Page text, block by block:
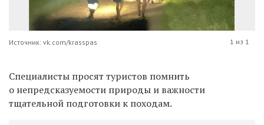
Источник: vk.com/krasspas 1 из 1
Специалисты просят туристов помнить
о непредсказуемости природы и важности
тщательной подготовки к походам.